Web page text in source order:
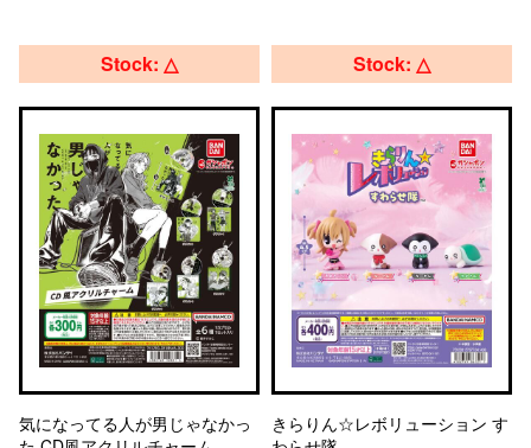
Stock: △
気になってる人が男じゃなかっ
Stock: △
きらりん☆レボリューション す